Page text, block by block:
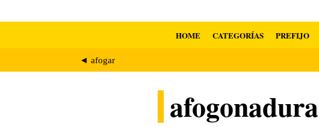
HOME CATEGORÍAS PREFIJO
◄ afogar
afogonadura